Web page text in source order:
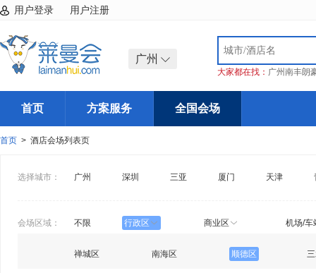
用户登录 用户注册
广州
大家都在找： 广州南丰朗
首页 方案服务 全国会场
首页 > 酒店会场列表页
选择城市： 广州 深圳 三亚 厦门 天津
会场区域： 不限 行政区 商业区 机场/车
禅城区 南海区 顺德区